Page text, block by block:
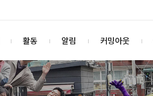
활동 알림 커밍아웃